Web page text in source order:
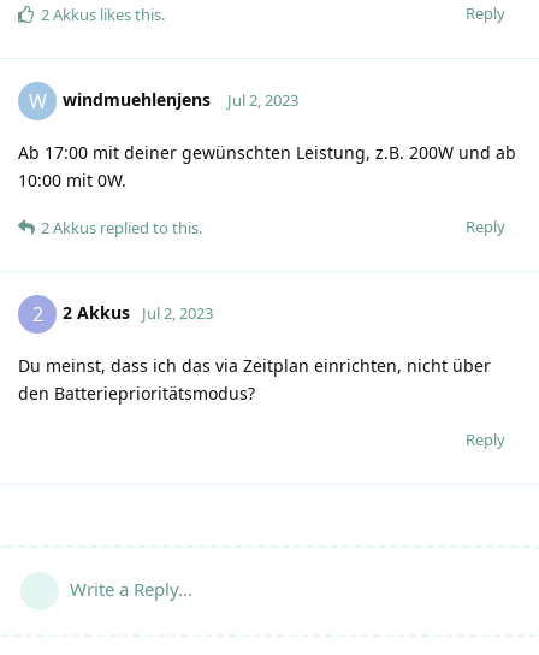
Reply
2 Akkus likes this.
W windmuehlenjens Jul 2, 2023
Ab 17:00 mit deiner gewünschten Leistung, z.B. 200W und ab
10:00 mit 0W.
Reply
2 Akkus replied to this.
2 2 Akkus Jul 2, 2023
Du meinst, dass ich das via Zeitplan einrichten, nicht über
den Batterieprioritätsmodus?
Reply
Write a Reply...